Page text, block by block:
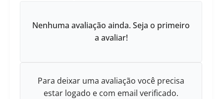
Nenhuma avaliação ainda. Seja o primeiro
a avaliar!
Para deixar uma avaliação você precisa
estar logado e com email verificado.